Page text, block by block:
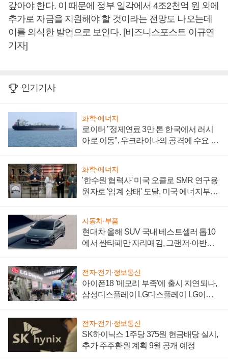
갚아야 한다. 이 때문에 정부 일각에서 4조2천억 원 외에
추가로 자금을 지원해야 할 것이라는 전망도 나오는데
이를 의식한 발언으로 보인다. [비즈니스포스트 이규연
기자]
인기기사
화학·에너지
로이터 "정제연료 3만 톤 한국에서 러시
아로 이동", 우크라이나의 공격에 수요 늘
화학·에너지
'한수원 협력사' 미국 오클로 SMR 연구용
원자로 '임계 상태' 도달, 미국 에너지부
자동차·부품
현대차 올해 SUV 국내 베스트셀러 톱10
에서 싼타페만 자리매김, 그랜저·아반떼
전자·전기·정보통신
아이폰18 '메모리 부족'에 출시 지연되나,
삼성디스플레이 LG디스플레이 LG이노
전자·전기·정보통신
SK하이닉스 1주당 375원 현금배당 실시,
추가 주주환원 계획 9월 공개 예정